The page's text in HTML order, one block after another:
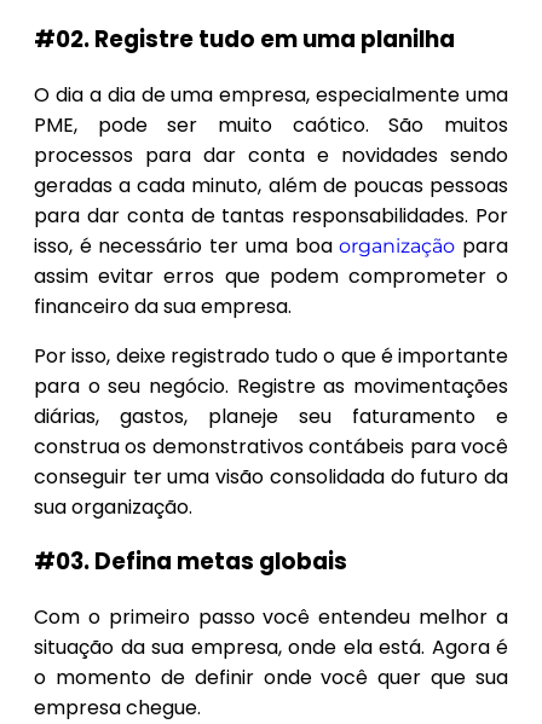
#02. Registre tudo em uma planilha
O dia a dia de uma empresa, especialmente uma
PME, pode ser muito caótico. São muitos
processos para dar conta e novidades sendo
geradas a cada minuto, além de poucas pessoas
para dar conta de tantas responsabilidades. Por
isso, é necessário ter uma boaorganização para
assim evitar erros que podem comprometer o
financeiro da sua empresa.
Por isso, deixe registrado tudo o que é importante
para o seu negócio. Registre as movimentações
diárias, gastos, planeje seu faturamento e
construa os demonstrativos contábeis para você
conseguir ter uma visão consolidada do futuro da
sua organização.
#03. Defina metas globais
Com o primeiro passo você entendeu melhor a
situação da sua empresa, onde ela está. Agora é
o momento de definir onde você quer que sua
empresa chegue.